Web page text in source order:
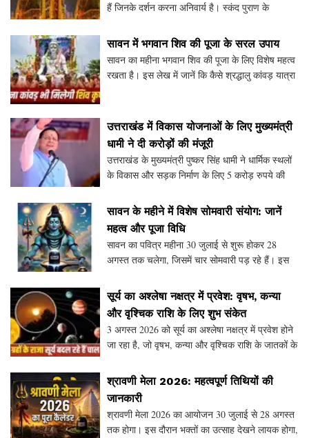
हैं जिनके दर्शन करना अनिवार्य है। स्कंद पुराण के
नहीं होती। इस लेख में हम काल भैरव,
सावन में भगवान शिव की पूजा के सरल उपाय
सावन का महीना भगवान शिव की पूजा के लिए विशेष महत्व
रखता है। इस लेख में जानें कि कैसे श्रद्धालु कांवड़ यात्रा
उत्तराखंड में विकास योजनाओं के लिए मुख्यमंत्री
धामी ने दी करोड़ों की मंजूरी
उत्तराखंड के मुख्यमंत्री पुष्कर सिंह धामी ने धार्मिक स्थलों
के विकास और सड़क निर्माण के लिए 5 करोड़ रुपये की
पर विशेष ध्यान दिया गया है। प
सावन के महीने में विशेष सोमवारी संयोग: जानें
महत्व और पूजा विधि
सावन का पवित्र महीना 30 जुलाई से शुरू होकर 28
अगस्त तक चलेगा, जिसमें चार सोमवारी पड़ रहे हैं। इस
शुभ दिन माना जा रहा है। जानें प्रत्येक सोमवारी
सूर्य का अश्लेषा नक्षत्र में प्रवेश: वृषभ, कन्या
और वृश्चिक राशि के लिए शुभ संकेत
3 अगस्त 2026 को सूर्य का अश्लेषा नक्षत्र में प्रवेश होने
जा रहा है, जो वृषभ, कन्या और वृश्चिक राशि के जातकों के
अनुसार, इस नक्षत्र परिवर्तन से इन राश
श्रावणी मेला 2026: महत्वपूर्ण तिथियों की
जानकारी
श्रावणी मेला 2026 का आयोजन 30 जुलाई से 28 अगस्त
तक होगा। इस दौरान भक्तों का उत्साह देखने लायक होगा,